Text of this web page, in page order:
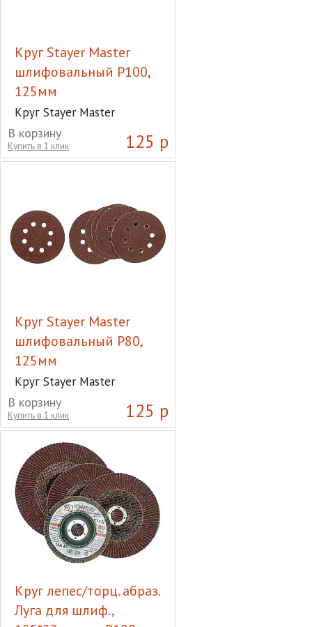
Круг Stayer Master
шлифовальный Р100,
125мм
Круг Stayer Master
шлифовальный Р100, 125мм
125 р
В корзину
Купить в 1 клик
Круг Stayer Master
шлифовальный Р80,
125мм
Круг Stayer Master
шлифовальный Р80, 125мм
125 р
В корзину
Купить в 1 клик
Круг лепес/торц. абраз.
Луга для шлиф.,